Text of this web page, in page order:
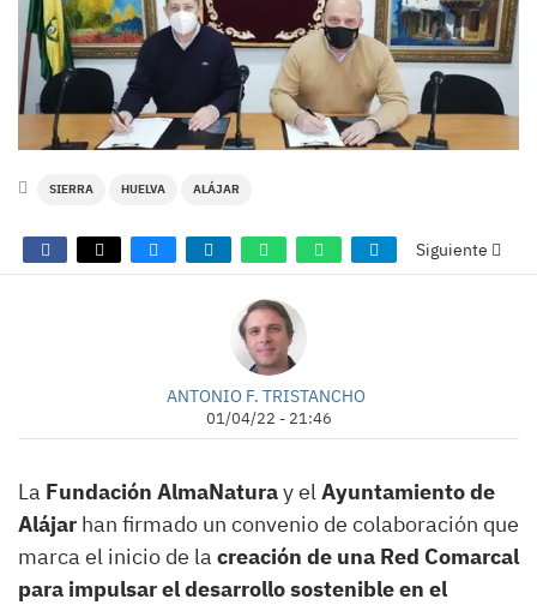
SIERRA HUELVA ALÁJAR
Siguiente
ANTONIO F. TRISTANCHO
01/04/22 - 21:46
La Fundación AlmaNaturay elAyuntamiento de
Alájar han firmado un convenio de colaboración que
marca el inicio de la creación de una Red Comarcal
para impulsar el desarrollo sostenible en el